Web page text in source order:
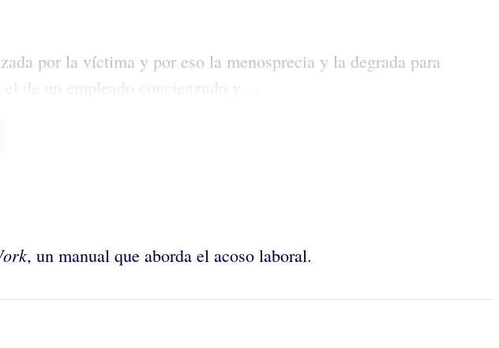
por la víctima y por eso la menosprecia y la degrada para
de un empleado concienzudo y ...
, un manual que aborda el acoso laboral.